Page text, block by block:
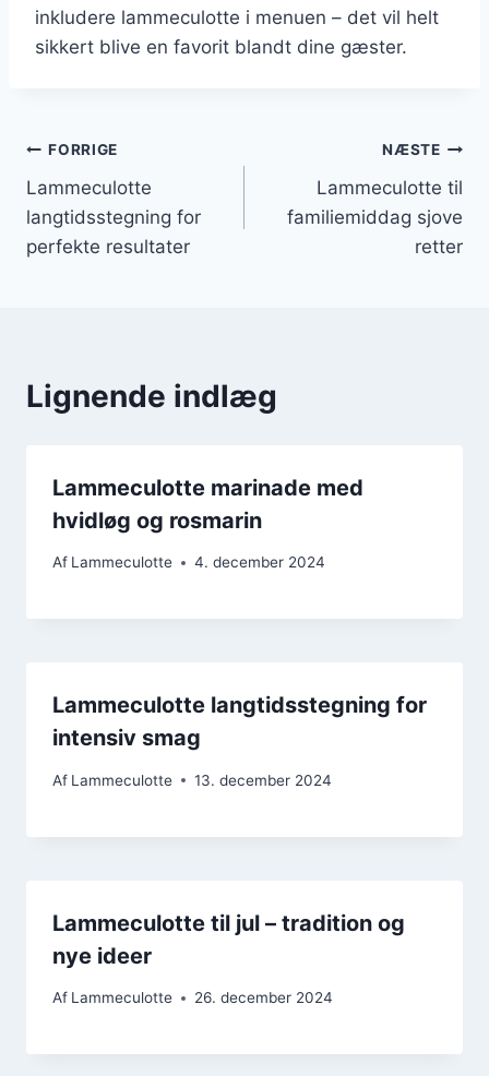
inkludere lammeculotte i menuen – det vil helt
sikkert blive en favorit blandt dine gæster.
Indlægsnavigation
FORRIGE
Lammeculotte
langtidsstegning for
perfekte resultater
NÆSTE
Lammeculotte til
familiemiddag sjove
retter
Lignende indlæg
Lammeculotte marinade med
hvidløg og rosmarin
Af Lammeculotte 4. december 2024
Lammeculotte langtidsstegning for
intensiv smag
Af Lammeculotte 13. december 2024
Lammeculotte til jul – tradition og
nye ideer
Af Lammeculotte 26. december 2024